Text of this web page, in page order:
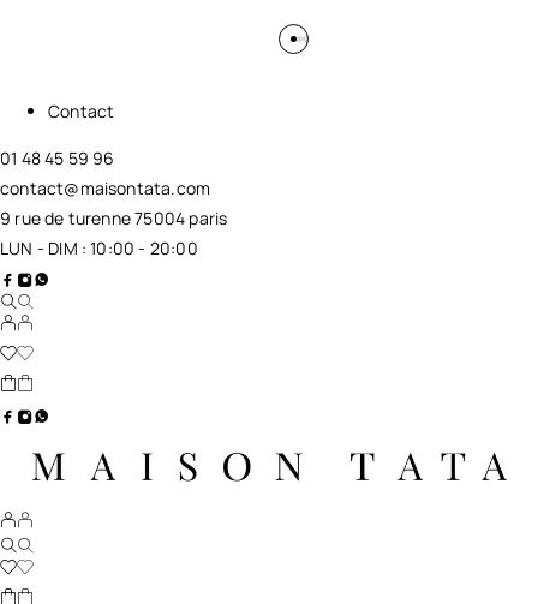
Contact
01 48 45 59 96
contact@maisontata.com
9 rue de turenne 75004 paris
LUN - DIM : 10:00 - 20:00